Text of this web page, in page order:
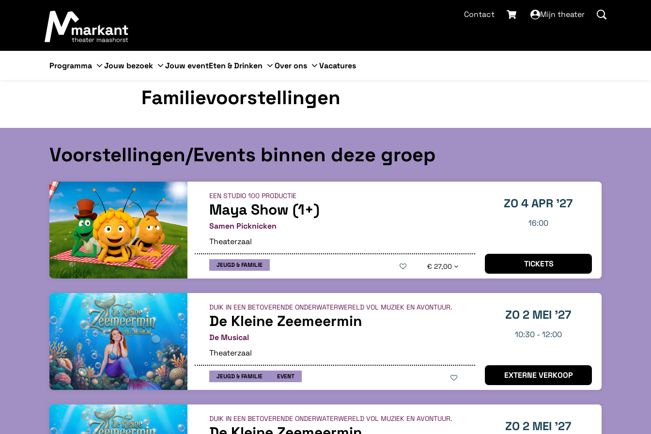
Contact Mijn theater
Programma Jouw bezoek Jouw eventEten & Drinken Over ons Vacatures
Familievoorstellingen
Voorstellingen/Events binnen deze groep
Maya Show (1+)
Samen Picknicken
EEN STUDIO 100 PRODUCTIE
Theaterzaal
JEUGD & FAMILIE € 27,00
ZO 4 APR '27
16:00
TICKETS
De Kleine Zeemeermin
De Musical
DUIK IN EEN BETOVERENDE ONDERWATERWERELD VOL MUZIEK EN AVONTUUR.
Theaterzaal
JEUGD & FAMILIE EVENT
ZO 2 MEI '27
10:30 - 12:00
EXTERNE VERKOOP
DUIK IN EEN BETOVERENDE ONDERWATERWERELD VOL MUZIEK EN AVONTUUR. ZO 2 MEI '27